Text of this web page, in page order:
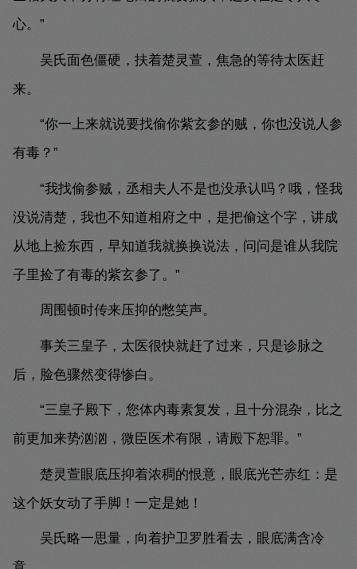
心。”
吴氏面色僵硬，扶着楚灵萱，焦急的等待太医赶
来。
“你一上来就说要找偷你紫玄参的贼，你也没说人参
有毒？”
“我找偷参贼，丞相夫人不是也没承认吗？哦，怪我
没说清楚，我也不知道相府之中，是把偷这个字，讲成
从地上捡东西，早知道我就换换说法，问问是谁从我院
子里捡了有毒的紫玄参了。”
周围顿时传来压抑的憋笑声。
事关三皇子，太医很快就赶了过来，只是诊脉之
后，脸色骤然变得惨白。
“三皇子殿下，您体内毒素复发，且十分混杂，比之
前更加来势汹汹，微臣医术有限，请殿下恕罪。”
楚灵萱眼底压抑着浓稠的恨意，眼底光芒赤红：是
这个妖女动了手脚！一定是她！
吴氏略一思量，向着护卫罗胜看去，眼底满含冷